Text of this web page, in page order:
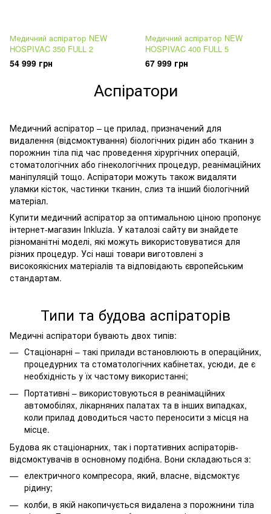
Медичний аспіратор NEW
HOSPIVAC 350 FULL 2
54 999 грн
Медичний аспіратор NEW
HOSPIVAC 400 FULL 5
67 999 грн
Аспіратори
Медичний аспіратор – це прилад, призначений для
видалення (відсмоктування) біологічних рідин або тканин з
порожнин тіла під час проведення хірургічних операцій,
стоматологічних або гінекологічних процедур, реанімаційних
маніпуляцій тощо. Аспіратори можуть також видаляти
уламки кісток, частинки тканин, слиз та інший біологічний
матеріал.
Купити медичний аспіратор за оптимальною ціною пропонує
інтернет-магазин Inkluzia. У каталозі сайту ви знайдете
різноманітні моделі, які можуть використовуватися для
різних процедур. Усі наші товари виготовлені з
високоякісних матеріалів та відповідають європейським
стандартам.
Типи та будова аспіраторів
Медичні аспіратори бувають двох типів:
Стаціонарні – такі прилади встановлюють в операційних,
процедурних та стоматологічних кабінетах, усюди, де є
необхідність у їх частому використанні;
Портативні – використовуються в реанімаційних
автомобілях, лікарняних палатах та в інших випадках,
коли прилад доводиться часто переносити з місця на
місце.
Будова як стаціонарних, так і портативних аспіраторів-
відсмоктувачів в основному подібна. Вони складаються з:
електричного компресора, який, власне, відсмоктує
рідину;
колби, в якій накопичується видалена з порожнини тіла